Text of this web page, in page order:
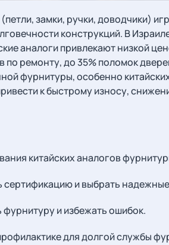
замки, ручки, доводчики)
конструкций. В
аналоги привлекают низкой
ремонту, до 35% поломок
фурнитуры, особенно
к быстрому износу,
китайских аналогов
сертификацию и выбрать
и избежать ошибок.
для долгой службы